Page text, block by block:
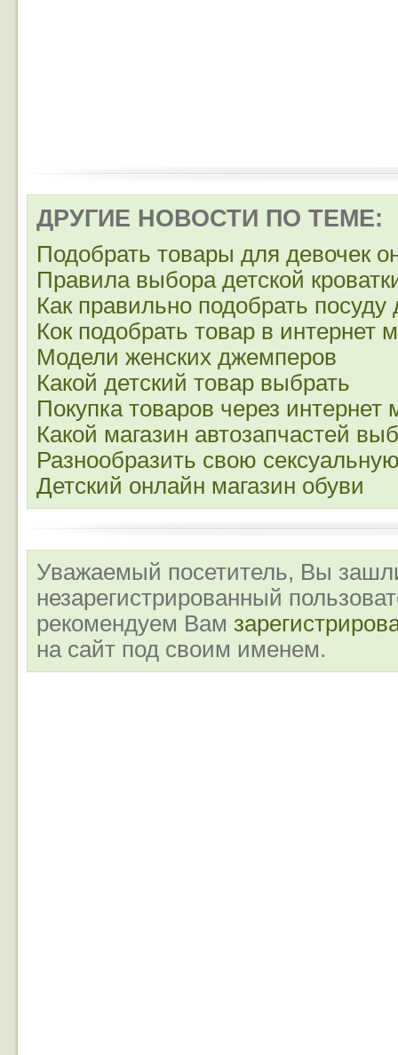
ДРУГИЕ НОВОСТИ ПО ТЕМЕ:
Подобрать товары для девочек
Правила выбора детской
Как правильно подобрать
Кок подобрать товар в интернет
Модели женских джемперов
Какой детский товар выбрать
Покупка товаров через интернет
Какой магазин автозапчастей
Разнообразить свою
Детский онлайн магазин обуви
Уважаемый посетитель, Вы
незарегистрированный
рекомендуем Вам
на сайт под своим именем.